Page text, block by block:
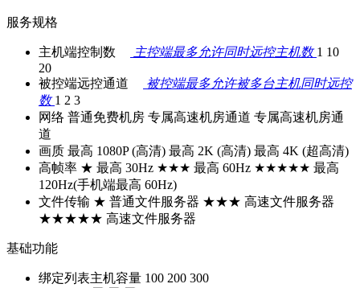
服务规格
主机端控制数 主控端最多允许同时远控主机数 1 10
20
被控端远控通道
被控端最多允许被多台主机同时远控
数 1 2 3
网络 普通免费机房 专属高速机房通道 专属高速机房通
道
画质 最高 1080P (高清) 最高 2K (高清) 最高 4K (超高清)
高帧率 ★ 最高 30Hz ★★★ 最高 60Hz ★★★★★ 最高
120Hz(手机端最高 60Hz)
文件传输 ★ 普通文件服务器 ★★★ 高速文件服务器
★★★★★ 高速文件服务器
基础功能
绑定列表主机容量 100 200 300